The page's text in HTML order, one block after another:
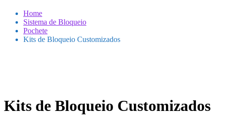
Home
Sistema de Bloqueio
Pochete
Kits de Bloqueio Customizados
Kits de Bloqueio Customizados